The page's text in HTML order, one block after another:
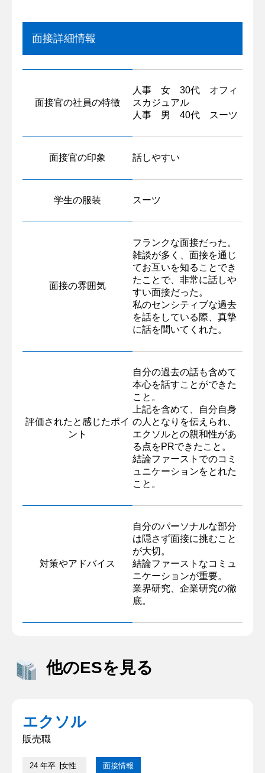
面接詳細情報
面接官の社員の特徴
人事 女 30代 オフィ
スカジュアル
人事 男 40代 スーツ
面接官の印象 話しやすい
学生の服装 スーツ
面接の雰囲気
フランクな面接だった。
雑談が多く、面接を通じ
てお互いを知ることでき
たことで、非常に話しや
すい面接だった。
私のセンシティブな過去
を話をしている際、真摯
に話を聞いてくれた。
評価されたと感じたポイ
ント
自分の過去の話も含めて
本心を話すことができた
こと。
上記を含めて、自分自身
の人となりを伝えられ、
エクソルとの親和性があ
る点をPRできたこと。
結論ファーストでのコミ
ュニケーションをとれた
こと。
対策やアドバイス
自分のパーソナルな部分
は隠さず面接に挑むこと
が大切。
結論ファーストなコミュ
ニケーションが重要。
業界研究、企業研究の徹
底。
他のESを見る
エクソル
販売職
24 年卒 女性 面接情報